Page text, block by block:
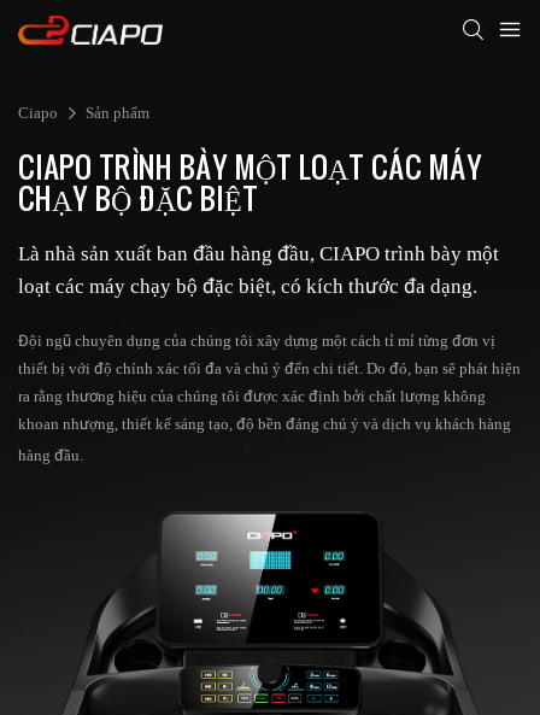
Ciapo Sản phẩm
CIAPO TRÌNH BÀY MỘT LOẠT CÁC MÁY
CHẠY BỘ ĐẶC BIỆT
Là nhà sản xuất ban đầu hàng đầu, CIAPO trình bày một
loạt các máy chạy bộ đặc biệt, có kích thước đa dạng.
Đội ngũ chuyên dụng của chúng tôi xây dựng một cách tỉ mỉ từng đơn vị
thiết bị với độ chính xác tối đa và chú ý đến chi tiết. Do đó, bạn sẽ phát hiện
ra rằng thương hiệu của chúng tôi được xác định bởi chất lượng không
khoan nhượng, thiết kế sáng tạo, độ bền đáng chú ý và dịch vụ khách hàng
hàng đầu.